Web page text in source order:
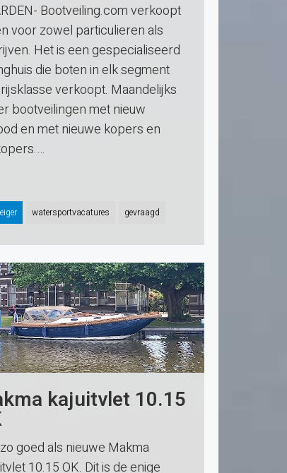
Bootveiling.com verkoopt
voor zowel particulieren als
Het is een gespecialiseerd
die boten in elk segment
verkoopt. Maandelijks
bootveilingen met nieuw
en met nieuwe kopers en
watersportvacatures gevraagd
kajuitvlet 10.15
goed als nieuwe Makma
10.15 OK. Dit is de enige